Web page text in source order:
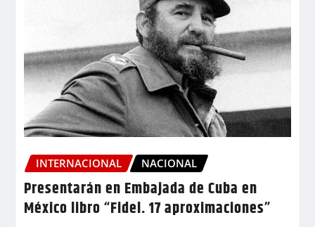
INTERNACIONAL NACIONAL
Presentarán en Embajada de Cuba en
México libro “Fidel. 17 aproximaciones”